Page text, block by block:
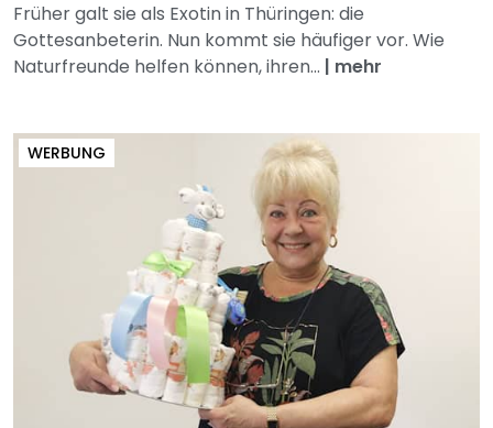
Früher galt sie als Exotin in Thüringen: die
Gottesanbeterin. Nun kommt sie häufiger vor. Wie
Naturfreunde helfen können, ihren... | mehr
WERBUNG